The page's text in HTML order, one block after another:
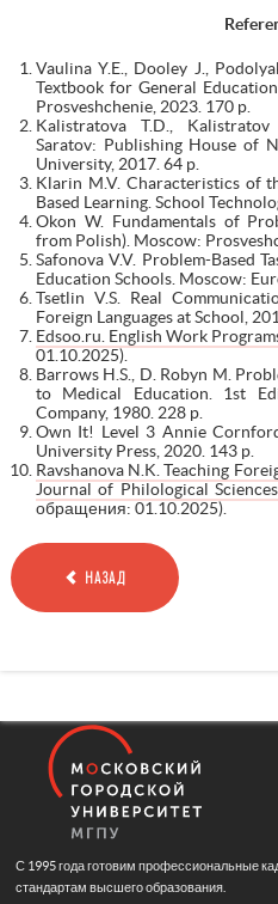
Vaulina Y.E., Dooley J.,
Textbook for General
Prosveshchenie, 2023. 170 p.
Kalistratova T.D., Kalistratov
Saratov: Publishing House of
University, 2017. 64 p.
Klarin M.V. Characteristics of
Based Learning. School
Okon W. Fundamentals of
from Polish). Moscow:
Safonova V.V. Problem-Based
Education Schools. Moscow:
Tsetlin V.S. Real
Foreign Languages at School,
Edsoo.ru. English Work
01.10.2025).
Barrows H.S., D. Robyn M.
to Medical Education. 1st
Company, 1980. 228 p.
Own It! Level 3 Annie
University Press, 2020. 143 p.
Ravshanova N.K. Teaching
Journal of Philological
обращения: 01.10.2025).
НАЗАД
С 1995 года готовим профессиональные
стандартам высшего образования.